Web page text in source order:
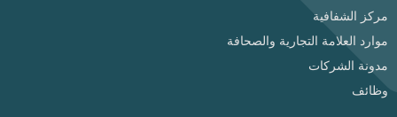
مركز الشفافية
موارد العلامة التجارية والصحافة
مدونة الشركات
وظائف